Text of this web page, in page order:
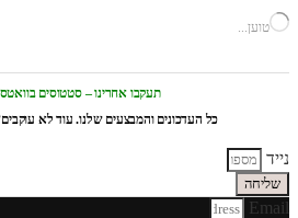
טוען...
תעקבו אחרינו – סטטוסים
כל העדכונים והמבצעים שלנו. עוד לא
נייד
שליחה
Email